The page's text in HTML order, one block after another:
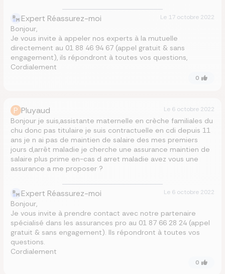
Expert Réassurez-moi Le 17 octobre 2022
Bonjour,
Je vous invite à appeler nos experts à la mutuelle
directement au 01 88 46 94 67 (appel gratuit & sans
engagement), ils répondront à toutes vos questions,
Cordialement
0
P Pluyaud Le 6 octobre 2022
Bonjour je suis,assistante maternelle en crèche familiales du
chu donc pas titulaire je suis contractuelle en cdi depuis 11
ans je n ai pas de maintien de salaire des mes premiers
jours d,arrêt maladie je cherche une assurance maintien de
salaire plus prime en-cas d arret maladie avez vous une
assurance a me proposer ?
Expert Réassurez-moi Le 6 octobre 2022
Bonjour,
Je vous invite à prendre contact avec notre partenaire
spécialisé dans les assurances pro au 01 87 66 28 24 (appel
gratuit & sans engagement). Ils répondront à toutes vos
questions.
Cordialement
0